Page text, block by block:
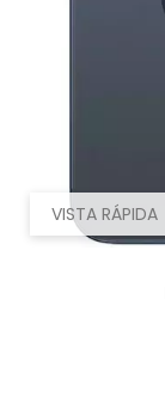
VISTA RÁPIDA